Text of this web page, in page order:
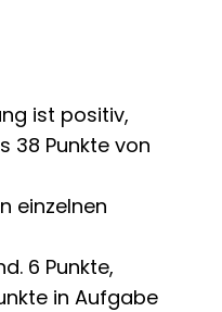
ist positiv,
38 Punkte von
einzelnen
6 Punkte,
in Aufgabe